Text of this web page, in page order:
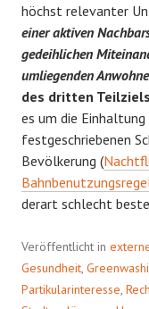
höchst relevanter
einer aktiven
gedeihlichen
umliegenden
des dritten
es um die
festgeschriebenen
Bevölkerung (
derart schlecht
Veröffentlicht in
Gesundheit
Partikularinteresse